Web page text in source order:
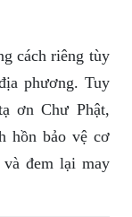
cách riêng tùy
phương. Tuy
ơn Chư Phật,
hồn bảo vệ cơ
đem lại may